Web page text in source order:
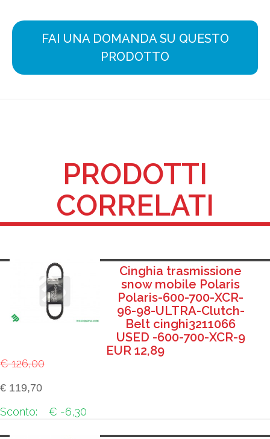
FAI UNA DOMANDA SU QUESTO
PRODOTTO
PRODOTTI
CORRELATI
Cinghia trasmissione
snow mobile Polaris
Polaris-600-700-XCR-
96-98-ULTRA-Clutch-
Belt cinghi3211066
USED -600-700-XCR-9
EUR 12,89
€ 126,00
€ 119,70
Sconto: € -6,30